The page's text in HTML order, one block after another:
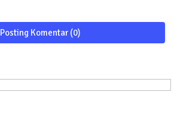
Posting Komentar (0)